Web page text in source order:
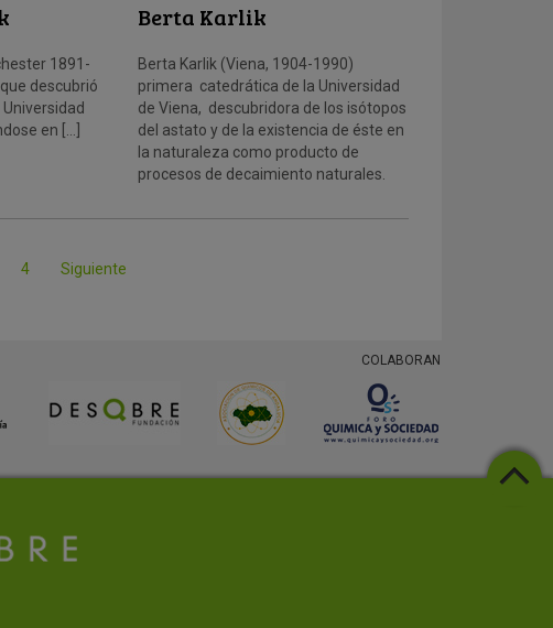
1891-
descubrió
en […]
Berta Karlik
Berta Karlik (Viena, 1904-1990)
primera catedrática de la Universidad
de Viena, descubridora de los isótopos
del astato y de la existencia de éste en
la naturaleza como producto de
procesos de decaimiento naturales.
4 Siguiente
COLABORAN